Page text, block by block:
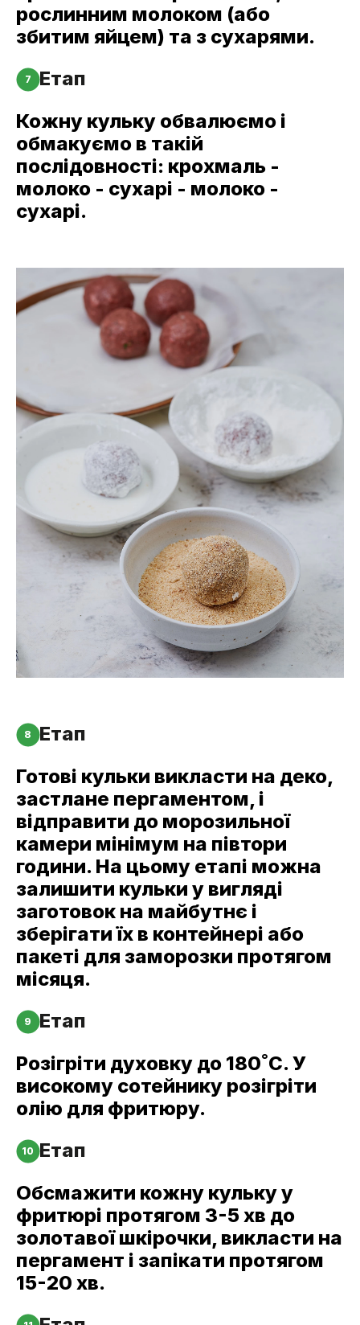
рослинним молоком (або
збитим яйцем) та з сухарями.
7
Етап
Кожну кульку обвалюємо і
обмакуємо в такій
послідовності: крохмаль -
молоко - сухарі - молоко -
сухарі.
8
Етап
Готові кульки викласти на деко,
застлане пергаментом, і
відправити до морозильної
камери мінімум на півтори
години. На цьому етапі можна
залишити кульки у вигляді
заготовок на майбутнє і
зберігати їх в контейнері або
пакеті для заморозки протягом
місяця.
9
Етап
Розігріти духовку до 180˚С. У
високому сотейнику розігріти
олію для фритюру.
10 Етап
Обсмажити кожну кульку у
фритюрі протягом 3-5 хв до
золотавої шкірочки, викласти на
пергамент і запікати протягом
15-20 хв.